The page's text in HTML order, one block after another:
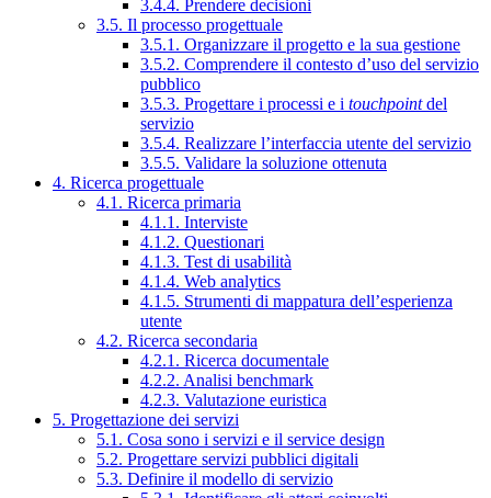
3.4.4. Prendere decisioni
3.5. Il processo progettuale
3.5.1. Organizzare il progetto e la sua gestione
3.5.2. Comprendere il contesto d’uso del servizio
pubblico
3.5.3. Progettare i processi e i touchpointdel
servizio
3.5.4. Realizzare l’interfaccia utente del servizio
3.5.5. Validare la soluzione ottenuta
4. Ricerca progettuale
4.1. Ricerca primaria
4.1.1. Interviste
4.1.2. Questionari
4.1.3. Test di usabilità
4.1.4. Web analytics
4.1.5. Strumenti di mappatura dell’esperienza
utente
4.2. Ricerca secondaria
4.2.1. Ricerca documentale
4.2.2. Analisi benchmark
4.2.3. Valutazione euristica
5. Progettazione dei servizi
5.1. Cosa sono i servizi e il service design
5.2. Progettare servizi pubblici digitali
5.3. Definire il modello di servizio